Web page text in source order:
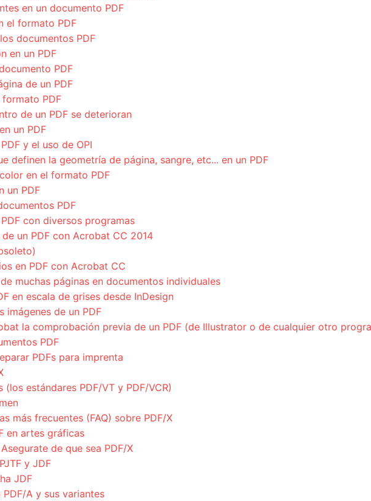
en un documento PDF
el formato PDF
documentos PDF
en un PDF
PDF
de un PDF
PDF
de un PDF se deterioran
un PDF
y el uso de OPI
definen la geometría de página, sangre, etc... en un PDF
en el formato PDF
un PDF
PDF
con diversos programas
un PDF con Acrobat CC 2014
en PDF con Acrobat CC
muchas páginas en documentos individuales
en escala de grises desde InDesign
imágenes de un PDF
la comprobación previa de un PDF (de Illustrator o de cualquier otro
PDF
PDFs para imprenta
(los estándares PDF/VT y PDF/VCR)
más frecuentes (FAQ) sobre PDF/X
en artes gráficas
de que sea PDF/X
y JDF
JDF
A y sus variantes